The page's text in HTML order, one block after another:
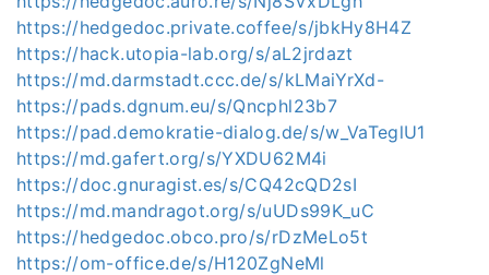
https://hedgedoc.private.coffee/s/jbkHy8H4Z
https://hack.utopia-lab.org/s/aL2jrdazt
https://md.darmstadt.ccc.de/s/kLMaiYrXd-
https://pads.dgnum.eu/s/Qncphl23b7
https://pad.demokratie-dialog.de/s/w_VaTeglU1
https://md.gafert.org/s/YXDU62M4i
https://doc.gnuragist.es/s/CQ42cQD2sI
https://md.mandragot.org/s/uUDs99K_uC
https://hedgedoc.obco.pro/s/rDzMeLo5t
https://om-office.de/s/H120ZgNeMl